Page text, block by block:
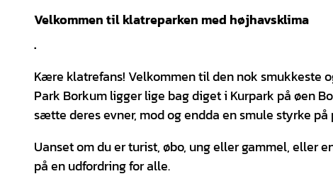
Velkommen til klatreparken med højhavsklima
.
Kære klatrefans! Velkommen til den nok smukkeste
Park Borkum ligger lige bag diget i Kurpark på øen
sætte deres evner, mod og endda en smule styrke på
Uanset om du er turist, øbo, ung eller gammel, eller
på en udfordring for alle.